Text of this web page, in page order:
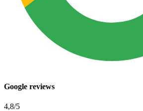
Google reviews
4,8/5